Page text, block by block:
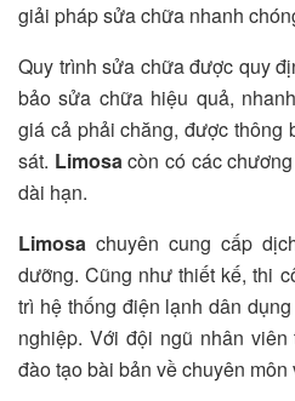
giải pháp sửa chữa nhanh
Quy trình sửa chữa được quy
bảo sửa chữa hiệu quả,
giá cả phải chăng, được thông
sát. Limosacòn có các
dài hạn.
Limosa chuyên cung cấp
dưỡng. Cũng như thiết kế, thi
trì hệ thống điện lạnh dân
nghiệp. Với đội ngũ nhân
đào tạo bài bản về chuyên môn